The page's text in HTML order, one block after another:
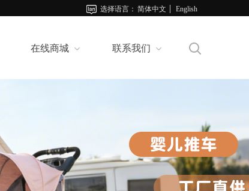
选择语言： 简体中文 English
在线商城 联系我们